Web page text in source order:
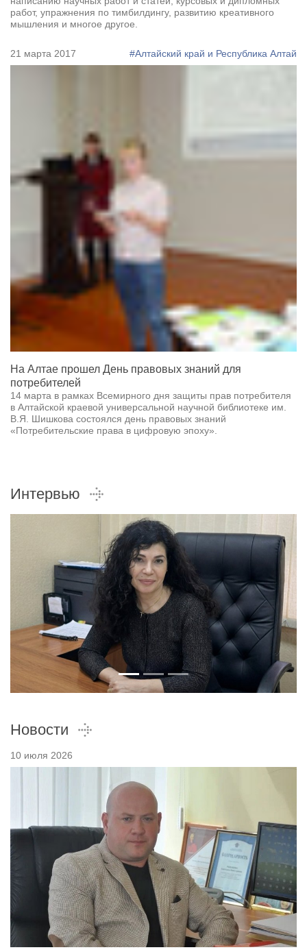
работ, упражнения по тимбилдингу, развитию креативного
мышления и многое другое.
21 марта 2017 #Алтайский край и Республика Алтай
На Алтае прошел День правовых знаний для
потребителей
14 марта в рамках Всемирного дня защиты прав потребителя
в Алтайской краевой универсальной научной библиотеке им.
В.Я. Шишкова состоялся день правовых знаний
«Потребительские права в цифровую эпоху».
Интервью
Новости
10 июля 2026